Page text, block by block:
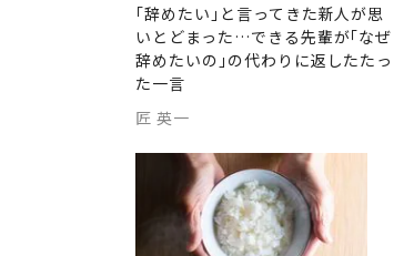
｢辞めたい｣と言ってきた新人が思
いとどまった…できる先輩が｢なぜ
辞めたいの｣の代わりに返したたっ
た一言
匠 英一